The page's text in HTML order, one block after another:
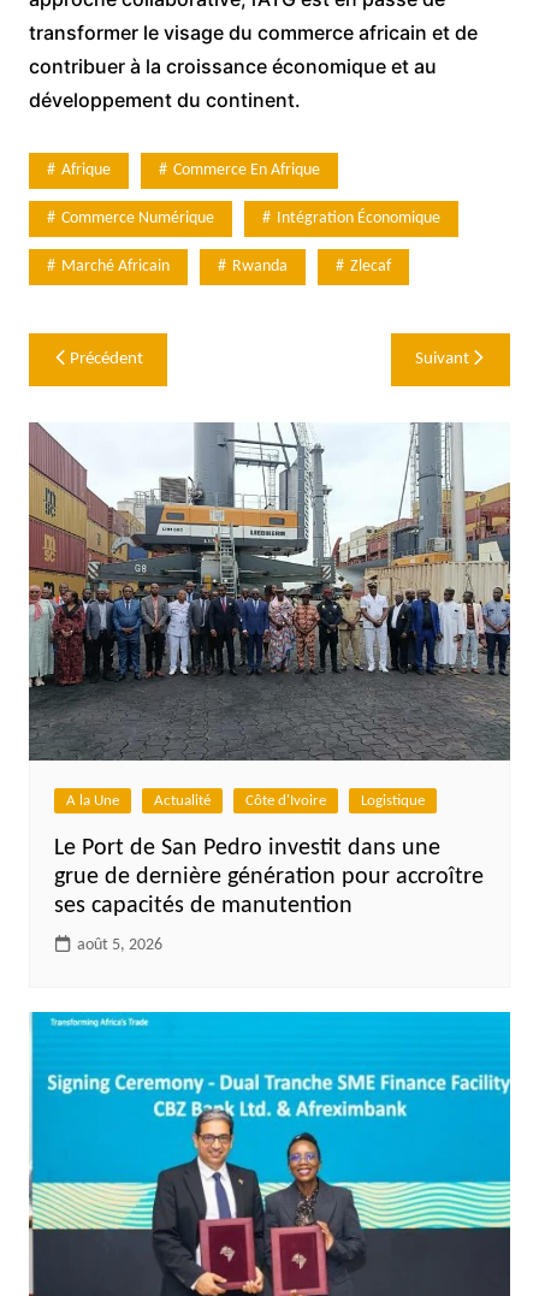
transformer le visage du commerce africain et de
contribuer à la croissance économique et au
développement du continent.
Afrique Commerce En Afrique
Commerce Numérique Intégration Économique
Marché Africain Rwanda Zlecaf
Navigation
de
l’article
Précédent Suivant
A la Une Actualité Côte d'Ivoire Logistique
Le Port de San Pedro investit dans une
grue de dernière génération pour accroître
ses capacités de manutention
août 5, 2026